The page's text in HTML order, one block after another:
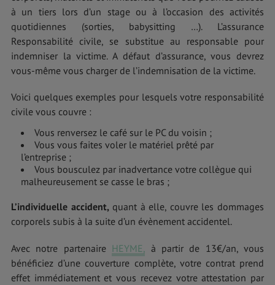
à un tiers lors d’un stage ou à l’occasion des activités
quotidiennes (sorties, babysitting …). L’assurance
Responsabilité civile, se substitue au responsable pour
indemniser la victime. A défaut d’assurance, vous devrez
vous-même vous charger de l’indemnisation de la victime.
Voici quelques exemples pour lesquels votre responsabilité
civile vous couvre :
Vous renversez le café sur le PC du voisin ;
Vous vous faites voler le matériel prêté par
l’entreprise ;
Vous bousculez par inadvertance votre collègue qui
malheureusement se casse le bras ;
L’individuelle accident,quant à elle, couvre les dommages
corporels subis à la suite d’un évènement accidentel.
Avec notre partenaire HEYME,
à partir de 13€/an, vous
bénéficiez d’une couverture complète, votre contrat prend
effet immédiatement et vous recevez votre attestation par